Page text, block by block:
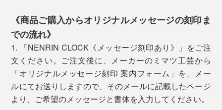
写真左は「 YAGASURI（矢絣） 」。右は、本品の「HAMON（波紋）」
贈る相手を想って、模様にこめられた願いから選べま
ミマツ工芸の2代目社長、實松英樹（さねまつ・ひでき）さん
「家具のパーツは売れていたけれど、私たちは、タン
スやテーブルを買ったお客さんの顔を知りません。
《商品ご購入からオリジナルメッセージの刻印ま
での流れ》
1. 「NENRIN CLOCK《メッセージ刻印あり》」をご注
文ください。ご注文後に、メーカーのミマツ工芸から
「オリジナルメッセージ刻印 案内フォーム」を、メー
ルにてお送りしますので、そのメールに記載したページ
より、ご希望のメッセージと書体を入力してください。